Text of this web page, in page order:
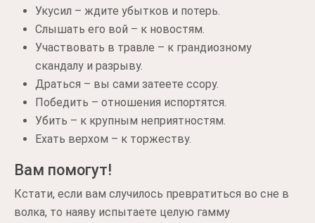
Укусил – ждите убытков и потерь.
Слышать его вой – к новостям.
Участвовать в травле – к грандиозному
скандалу и разрыву.
Драться – вы сами затеете ссору.
Победить – отношения испортятся.
Убить – к крупным неприятностям.
Ехать верхом – к торжеству.
Вам помогут!
Кстати, если вам случилось превратиться во сне в
волка, то наяву испытаете целую гамму